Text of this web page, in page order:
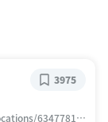
63477819
3975